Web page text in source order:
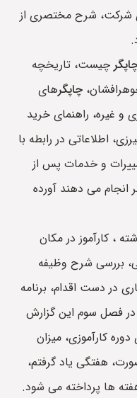
شرکت، شرح مختصری از
چیست، تاریخچه
چاپگرهای
و غیره، راهنمای خرید
اطلاعاتی در رابطه با
و خدمات پس از
انجام می دهند آورده
، کارآموز در مکان
بررسی شرح وظیفه
در دست اقدام، برنامه
فصل سوم این گزارش
کارآموزی، میزان
هفتگی یاد گرفتم،
ها پرداخته می شود.